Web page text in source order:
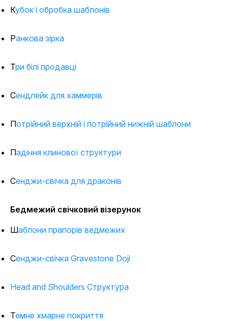
Кубок і обробка шаблонів
Ранкова зірка
Три білі продавці
Сендлейк для хаммерів
Потрійний верхній і потрійний нижній шаблони
Падіння клинової структури
Сенджи-свічка для драконів
Бедмежий свічковий візерунок
Шаблони прапорів ведмежих
Сенджи-свічка Gravestone Doji
Head and Shoulders Структура
Темне хмарне покриття